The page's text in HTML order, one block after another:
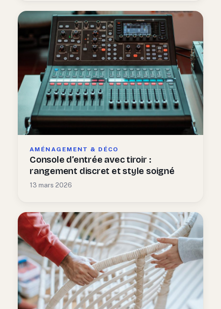
AMÉNAGEMENT & DÉCO
Console d’entrée avec tiroir :
rangement discret et style soigné
13 mars 2026